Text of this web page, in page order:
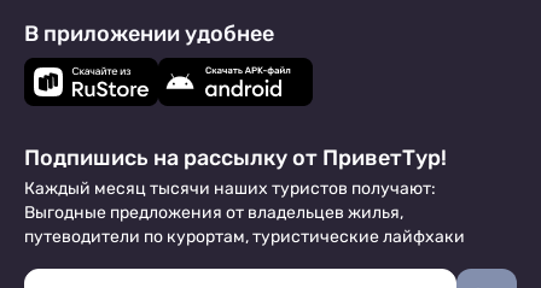
В приложении удобнее
Подпишись на рассылку от ПриветТур!
Каждый месяц тысячи наших туристов получают:
Выгодные предложения от владельцев жилья,
путеводители по курортам, туристические лайфхаки